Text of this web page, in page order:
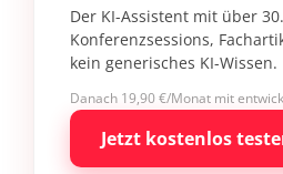
Der KI-Assistent mit über
Konferenzsessions,
kein generisches KI-Wissen.
Danach 19,90 €/Monat mit
Jetzt kostenlos